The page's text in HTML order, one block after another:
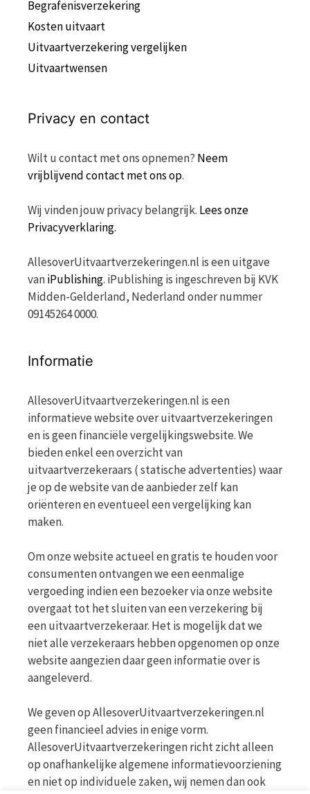
Begrafenisverzekering
Kosten uitvaart
Uitvaartverzekering vergelijken
Uitvaartwensen
Privacy en contact
Wilt u contact met ons opnemen? Neem
vrijblijvend contact met ons op.
Wij vinden jouw privacy belangrijk. Lees onze
Privacyverklaring.
AllesoverUitvaartverzekeringen.nl is een uitgave
vaniPublishing. iPublishing is ingeschreven bij KVK
Midden-Gelderland, Nederland onder nummer
09145264 0000.
Informatie
AllesoverUitvaartverzekeringen.nl is een
informatieve website over uitvaartverzekeringen
en is geen financiële vergelijkingswebsite. We
bieden enkel een overzicht van
uitvaartverzekeraars ( statische advertenties) waar
je op de website van de aanbieder zelf kan
oriënteren en eventueel een vergelijking kan
maken.
Om onze website actueel en gratis te houden voor
consumenten ontvangen we een eenmalige
vergoeding indien een bezoeker via onze website
overgaat tot het sluiten van een verzekering bij
een uitvaartverzekeraar. Het is mogelijk dat we
niet alle verzekeraars hebben opgenomen op onze
website aangezien daar geen informatie over is
aangeleverd.
We geven op AllesoverUitvaartverzekeringen.nl
geen financieel advies in enige vorm.
AllesoverUitvaartverzekeringen richt zicht alleen
op onafhankelijke algemene informatievoorziening
en niet op individuele zaken, wij nemen dan ook